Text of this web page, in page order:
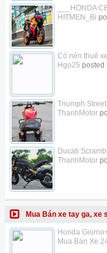
___HONDA
HITMEN_Bi
Có nên thuê
Hgo25 posted
Triumph
ThanhMotor
Ducati
ThanhMotor
Mua Bán xe tay ga, xe
Honda
Mua Bán Xe